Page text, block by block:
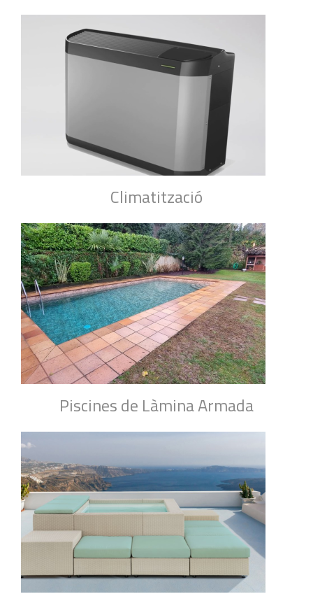
Climatització
Piscines de Làmina Armada